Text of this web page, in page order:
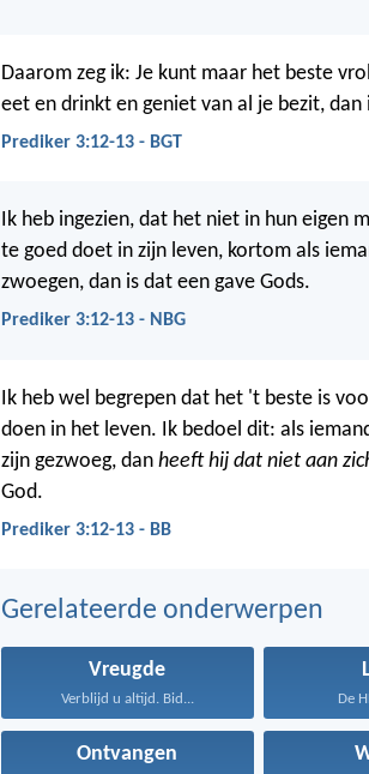
Daarom zeg ik: Je kunt maar het beste
eet en drinkt en geniet van al je bezit, dan
Prediker 3:12-13 - BGT
Ik heb ingezien, dat het niet in hun eigen
te goed doet in zijn leven, kortom als
zwoegen, dan is dat een gave Gods.
Prediker 3:12-13 - NBG
Ik heb wel begrepen dat het 't beste is
doen in het leven. Ik bedoel dit: als
zijn gezwoeg, dan heeft hij dat niet aan
God.
Prediker 3:12-13 - BB
Gerelateerde onderwerpen
Vreugde
Verblijd u altijd. Bid... De
Ontvangen